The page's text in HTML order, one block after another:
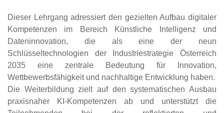
Dieser Lehrgang adressiert den gezielten Aufbau digitaler
Kompetenzen im Bereich Künstliche Intelligenz und
Dateninnovation, die als eine der neun
Schlüsseltechnologien der Industriestrategie Österreich
2035 eine zentrale Bedeutung für Innovation,
Wettbewerbsfähigkeit und nachhaltige Entwicklung haben.
Die Weiterbildung zielt auf den systematischen Ausbau
praxisnaher KI‑Kompetenzen ab und unterstützt die